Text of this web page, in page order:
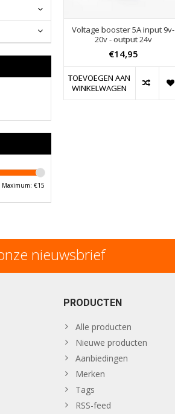
Maximum: €15
Voltage booster 5A input 9v-
20v - output 24v
€14,95
TOEVOEGEN AAN
WINKELWAGEN
nieuwsbrief
PRODUCTEN
Alle producten
Nieuwe producten
Aanbiedingen
Merken
Tags
RSS-feed